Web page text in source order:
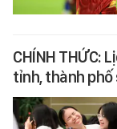
CHÍNH THỨC:
tỉnh, thành phố